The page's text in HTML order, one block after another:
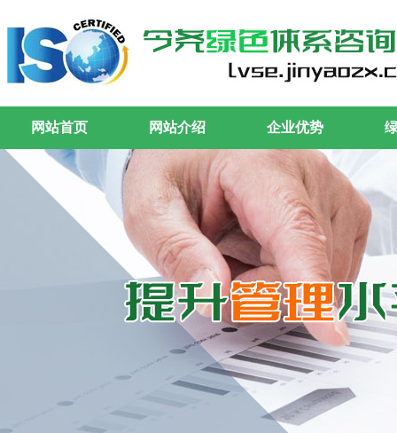
网站首页 网站介绍 企业优势